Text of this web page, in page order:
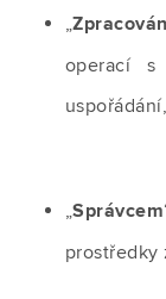
„
operací s
„Správcem
prostředky